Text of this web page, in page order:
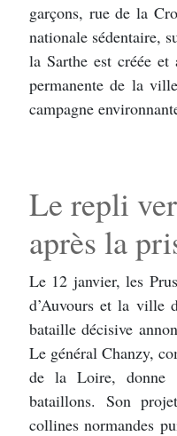
garçons, rue de la
nationale sédentaire,
la Sarthe est créée et
permanente de la
campagne
Le repli
après la
Le 12 janvier, les
d’Auvours et la ville
bataille décisive
Le général Chanzy,
de la Loire, donne
bataillons. Son
collines normandes